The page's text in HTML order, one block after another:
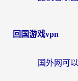
回国游戏vpn